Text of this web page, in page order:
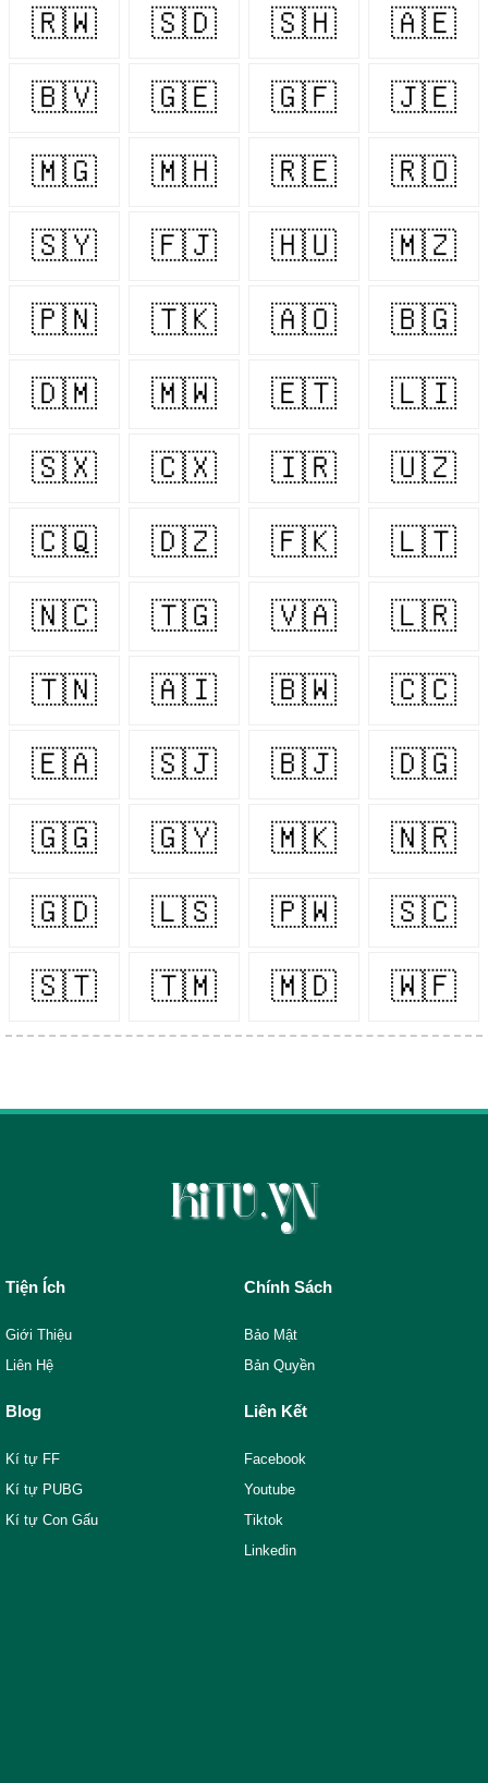
🇷🇼 🇸🇩 🇸🇭 🇦🇪
🇧🇻 🇬🇪 🇬🇫 🇯🇪
🇲🇬 🇲🇭 🇷🇪 🇷🇴
🇸🇾 🇫🇯 🇭🇺 🇲🇿
🇵🇳 🇹🇰 🇦🇴 🇧🇬
🇩🇲 🇲🇼 🇪🇹 🇱🇮
🇸🇽 🇨🇽 🇮🇷 🇺🇿
🇨🇶 🇩🇿 🇫🇰 🇱🇹
🇳🇨 🇹🇬 🇻🇦 🇱🇷
🇹🇳 🇦🇮 🇧🇼 🇨🇨
🇪🇦 🇸🇯 🇧🇯 🇩🇬
🇬🇬 🇬🇾 🇲🇰 🇳🇷
🇬🇩 🇱🇸 🇵🇼 🇸🇨
🇸🇹 🇹🇲 🇲🇩 🇼🇫
Tiện Ích
Giới Thiệu
Liên Hệ
Chính Sách
Bảo Mật
Bản Quyền
Blog
Kí tự FF
Kí tự PUBG
Kí tự Con Gấu
Liên Kết
Facebook
Youtube
Tiktok
Linkedin